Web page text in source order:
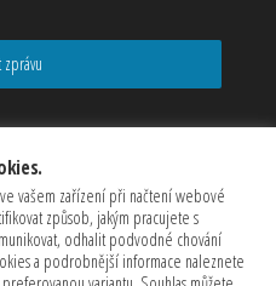
zprávu
vašem zařízení při načtení webové
způsob, jakým pracujete s
odhalit podvodné chování
a podrobnější informace naleznete